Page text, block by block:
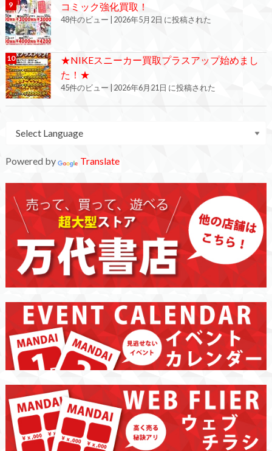
コミック強化買取！
48件のビュー 2026年5月2日 に投稿された
★NIKEスニーカー買取プラスアップ始めまし
た！★
45件のビュー 2026年6月21日 に投稿された
Powered by Translate